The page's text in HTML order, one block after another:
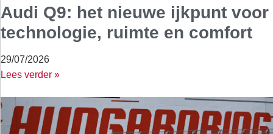
Audi Q9: het nieuwe ijkpunt voor
technologie, ruimte en comfort
29/07/2026
Lees verder »